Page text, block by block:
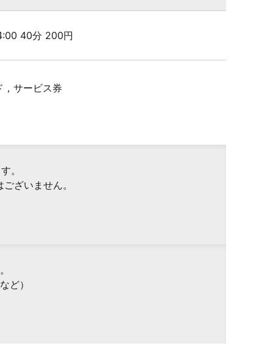
40分 200円
サービス券
。
ざいません。
ど）